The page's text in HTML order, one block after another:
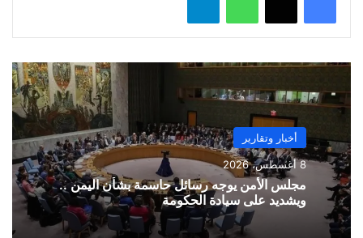
أخبار وتقارير
8 أغسطس، 2026
مجلس الأمن يوجه رسائل حاسمة بشأن اليمن ..
ويشديد على سيادة الحكومة